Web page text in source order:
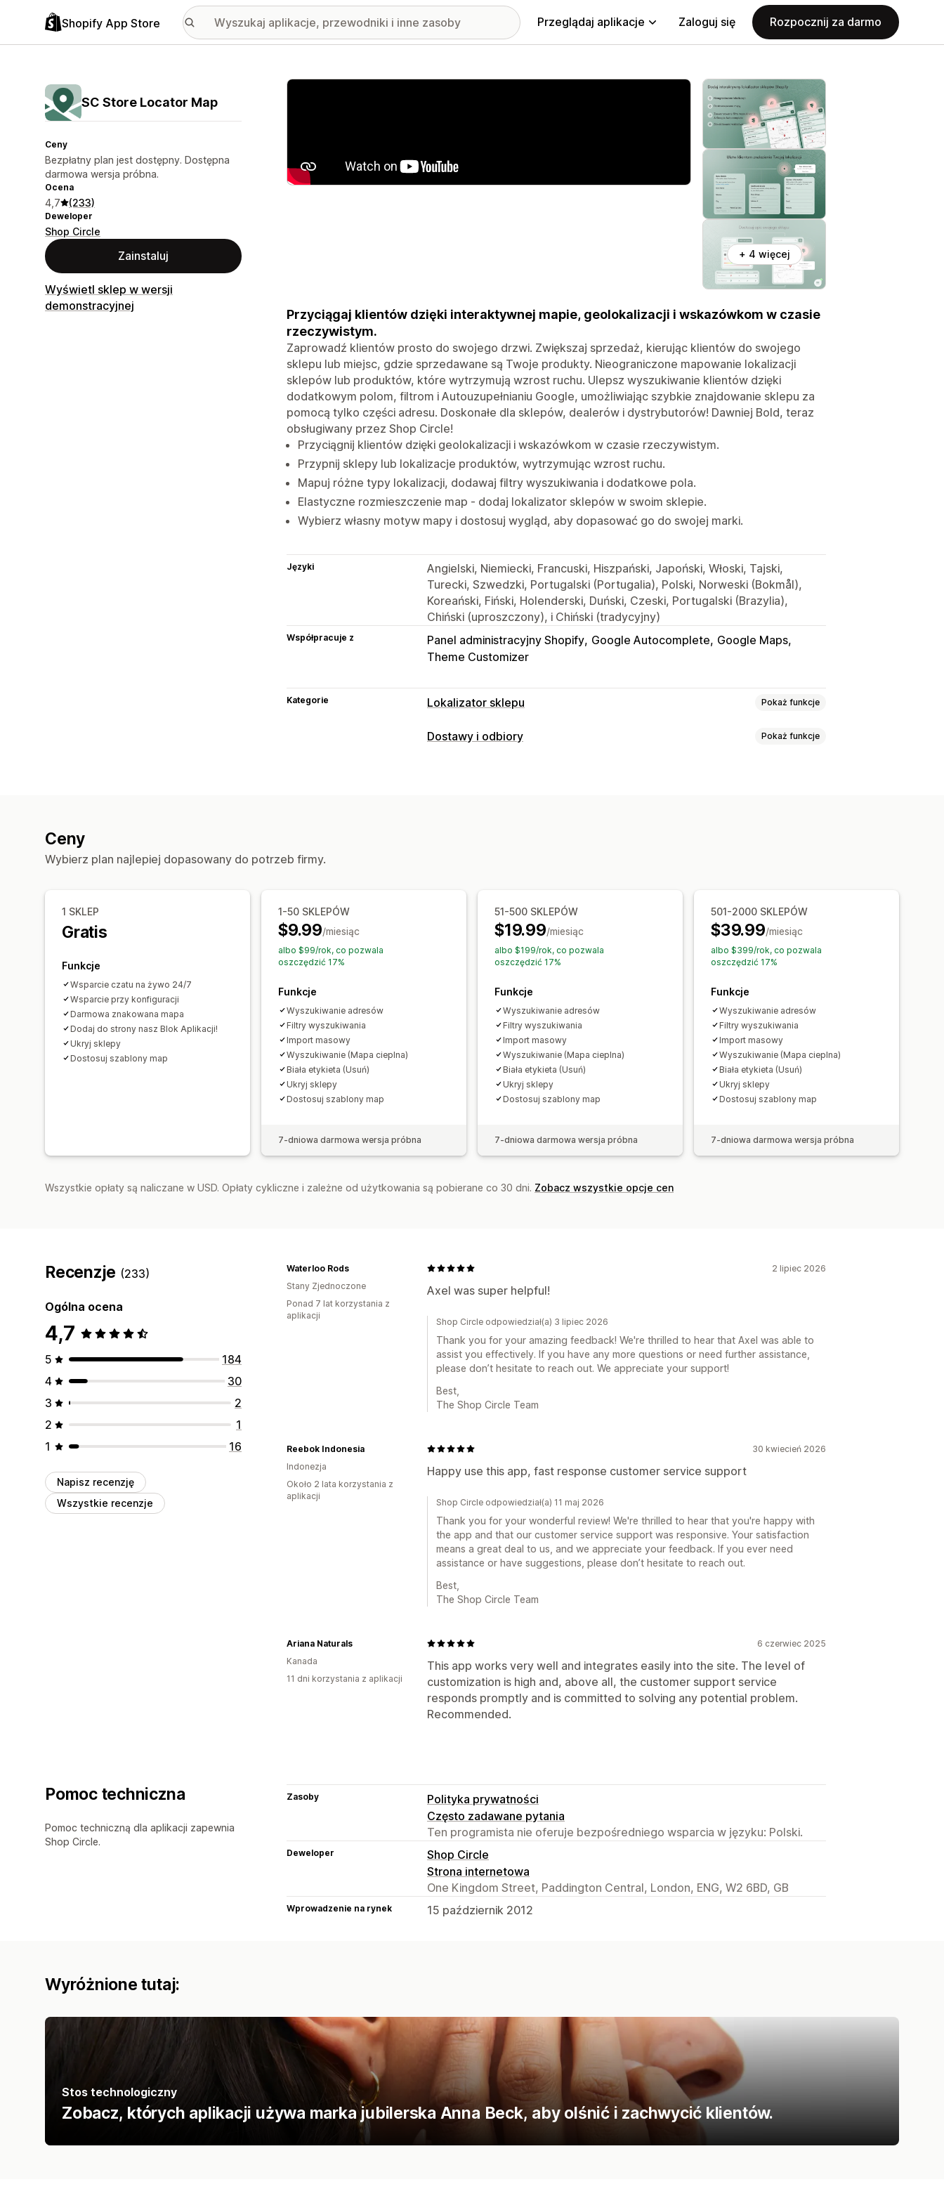
Shopify App Store Przeglądaj aplikacje Zaloguj się Rozpocznij za darmo
SC Store Locator Map
Ceny
Bezpłatny plan jest dostępny. Dostępna
darmowa wersja próbna.
Ocena
4,7 (233)
Deweloper
Shop Circle
Zainstaluj
Wyświetl sklep w wersji
demonstracyjnej
Wyróżnione obrazy w galerii
+ 4 więcej
Przyciągaj klientów dzięki interaktywnej mapie, geolokalizacji i wskazówkom w czasie
rzeczywistym.
Zaprowadź klientów prosto do swojego drzwi. Zwiększaj sprzedaż, kierując klientów do swojego
sklepu lub miejsc, gdzie sprzedawane są Twoje produkty. Nieograniczone mapowanie lokalizacji
sklepów lub produktów, które wytrzymują wzrost ruchu. Ulepsz wyszukiwanie klientów dzięki
dodatkowym polom, filtrom i Autouzupełnianiu Google, umożliwiając szybkie znajdowanie sklepu za
pomocą tylko części adresu. Doskonałe dla sklepów, dealerów i dystrybutorów! Dawniej Bold, teraz
obsługiwany przez Shop Circle!
Przyciągnij klientów dzięki geolokalizacji i wskazówkom w czasie rzeczywistym.
Przypnij sklepy lub lokalizacje produktów, wytrzymując wzrost ruchu.
Mapuj różne typy lokalizacji, dodawaj filtry wyszukiwania i dodatkowe pola.
Elastyczne rozmieszczenie map - dodaj lokalizator sklepów w swoim sklepie.
Wybierz własny motyw mapy i dostosuj wygląd, aby dopasować go do swojej marki.
Języki
Angielski, Niemiecki, Francuski, Hiszpański, Japoński, Włoski, Tajski,
Turecki, Szwedzki, Portugalski (Portugalia), Polski, Norweski (Bokmål),
Koreański, Fiński, Holenderski, Duński, Czeski, Portugalski (Brazylia),
Chiński (uproszczony), i Chiński (tradycyjny)
Współpracuje z Panel administracyjny Shopify Google Autocomplete Google Maps
Theme Customizer
Kategorie Lokalizator sklepu Pokaż funkcje
Opcje wyświetlania
Dostawy i odbiory Pokaż funkcje
Ceny
Wybierz plan najlepiej dopasowany do potrzeb firmy.
1 SKLEP
Gratis
Funkcje
Wsparcie czatu na żywo 24/7
Wsparcie przy konfiguracji
Darmowa znakowana mapa
Dodaj do strony nasz Blok Aplikacji!
Ukryj sklepy
Dostosuj szablony map
1-50 SKLEPÓW
$9.99/miesiąc
albo $99/rok, co pozwala
oszczędzić 17%
Funkcje
Wyszukiwanie adresów
Filtry wyszukiwania
Import masowy
Wyszukiwanie (Mapa cieplna)
Biała etykieta (Usuń)
Ukryj sklepy
Dostosuj szablony map
7-dniowa darmowa wersja próbna
51-500 SKLEPÓW
$19.99/miesiąc
albo $199/rok, co pozwala
oszczędzić 17%
Funkcje
Wyszukiwanie adresów
Filtry wyszukiwania
Import masowy
Wyszukiwanie (Mapa cieplna)
Biała etykieta (Usuń)
Ukryj sklepy
Dostosuj szablony map
7-dniowa darmowa wersja próbna
501-2000 SKLEPÓW
$39.99/miesiąc
albo $399/rok, co pozwala
oszczędzić 17%
Funkcje
Wyszukiwanie adresów
Filtry wyszukiwania
Import masowy
Wyszukiwanie (Mapa cieplna)
Biała etykieta (Usuń)
Ukryj sklepy
Dostosuj szablony map
7-dniowa darmowa wersja próbna
Wszystkie opłaty są naliczane w USD. Opłaty cykliczne i zależne od użytkowania są pobierane co 30 dni. Zobacz wszystkie opcje cen
Recenzje (233)
Ogólna ocena
4,7
5
184
4
30
3
2
2
1
1
16
Napisz recenzję
Wszystkie recenzje
2 lipiec 2026
Axel was super helpful!
Waterloo Rods
Stany Zjednoczone
Ponad 7 lat korzystania z
aplikacji
Shop Circle odpowiedział(a) 3 lipiec 2026
Thank you for your amazing feedback! We're thrilled to hear that Axel was able to
assist you effectively. If you have any more questions or need further assistance,
please don’t hesitate to reach out. We appreciate your support!
Best,
The Shop Circle Team
30 kwiecień 2026
Happy use this app, fast response customer service support
Reebok Indonesia
Indonezja
Około 2 lata korzystania z
aplikacji
Shop Circle odpowiedział(a) 11 maj 2026
Thank you for your wonderful review! We're thrilled to hear that you're happy with
the app and that our customer service support was responsive. Your satisfaction
means a great deal to us, and we appreciate your feedback. If you ever need
assistance or have suggestions, please don’t hesitate to reach out.
Best,
The Shop Circle Team
6 czerwiec 2025
This app works very well and integrates easily into the site. The level of
customization is high and, above all, the customer support service
responds promptly and is committed to solving any potential problem.
Recommended.
Ariana Naturals
Kanada
11 dni korzystania z aplikacji
Pomoc techniczna
Pomoc techniczną dla aplikacji zapewnia
Shop Circle.
Zasoby
Polityka prywatności
Często zadawane pytania
Ten programista nie oferuje bezpośredniego wsparcia w języku: Polski.
Deweloper
Shop Circle
Strona internetowa
One Kingdom Street, Paddington Central, London, ENG, W2 6BD, GB
Wprowadzenie na rynek 15 październik 2012
Wyróżnione tutaj:
Stos technologiczny
Zobacz, których aplikacji używa marka jubilerska Anna Beck, aby olśnić i zachwycić klientów.